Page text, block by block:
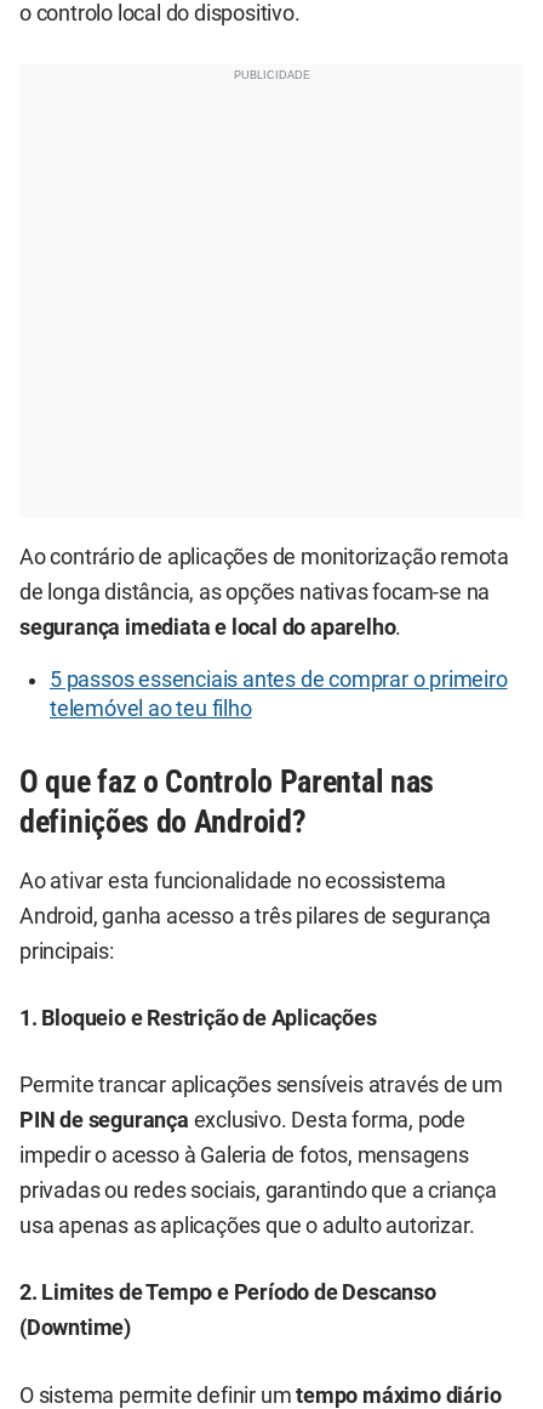
o controlo local do dispositivo.
Ao contrário de aplicações de monitorização remota
de longa distância, as opções nativas focam-se na
segurança imediata e local do aparelho.
5 passos essenciais antes de comprar o primeiro
telemóvel ao teu filho
O que faz o Controlo Parental nas
definições do Android?
Ao ativar esta funcionalidade no ecossistema
Android, ganha acesso a três pilares de segurança
principais:
1. Bloqueio e Restrição de Aplicações
Permite trancar aplicações sensíveis através de um
PIN de segurança exclusivo. Desta forma, pode
impedir o acesso à Galeria de fotos, mensagens
privadas ou redes sociais, garantindo que a criança
usa apenas as aplicações que o adulto autorizar.
2. Limites de Tempo e Período de Descanso
(Downtime)
O sistema permite definir umtempo máximo diário